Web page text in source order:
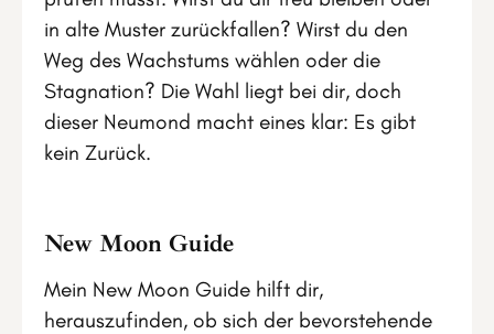
in alte Muster zurückfallen? Wirst du den
Weg des Wachstums wählen oder die
Stagnation? Die Wahl liegt bei dir, doch
dieser Neumond macht eines klar: Es gibt
kein Zurück.
New Moon Guide
Mein New Moon Guide hilft dir,
herauszufinden, ob sich der bevorstehende